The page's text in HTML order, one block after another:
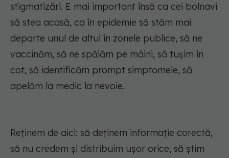
stigmatizări. E mai important însă ca cei bolnavi
să stea acasă, ca în epidemie să stăm mai
departe unul de altul în zonele publice, să ne
vaccinăm, să ne spălăm pe mâini, să tușim în
cot, să identificăm prompt simptomele, să
apelăm la medic la nevoie.
Reținem de aici: să deținem informație corectă,
să nu credem și distribuim ușor orice, să știm